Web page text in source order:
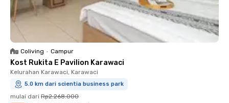
Coliving • Campur
Kost Rukita E Pavilion Karawaci
Kelurahan Karawaci, Karawaci
5.0 km dari scientia business park
mulai dari Rp2.268.000